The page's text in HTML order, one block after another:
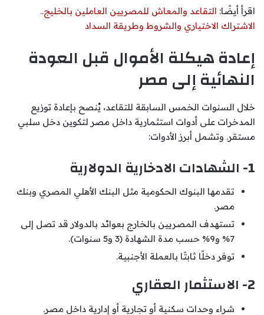
اقرأ أيضًا: التقاعد والمعاش للمصريين العاملين بالخليج..
الاشتراك الاختياري والشروط وطريقة السداد
إعادة هيكلة الأموال قبل العودة
النهائية إلى مصر
خلال السنوات الخمس السابقة للتقاعد، يُنصح بإعادة توزيع
المدخرات على أدوات استثمارية داخل مصر لتكوين دخل سلبي
مستقر. وتشمل أبرز الأدوات:
1- الشهادات الادخارية الدولارية
تقدمها البنوك الحكومية مثل البنك الأهلي المصري وبنك
مصر.
تستهدف المصريين بالخارج بعوائد بالدولار قد تصل إلى
7% و9% حسب مدة الشهادة (3 و5 سنوات).
توفر دخلًا ثابتًا بالعملة الأجنبية.
2- الاستثمار العقاري
شراء وحدات سكنية أو تجارية أو إدارية داخل مصر.